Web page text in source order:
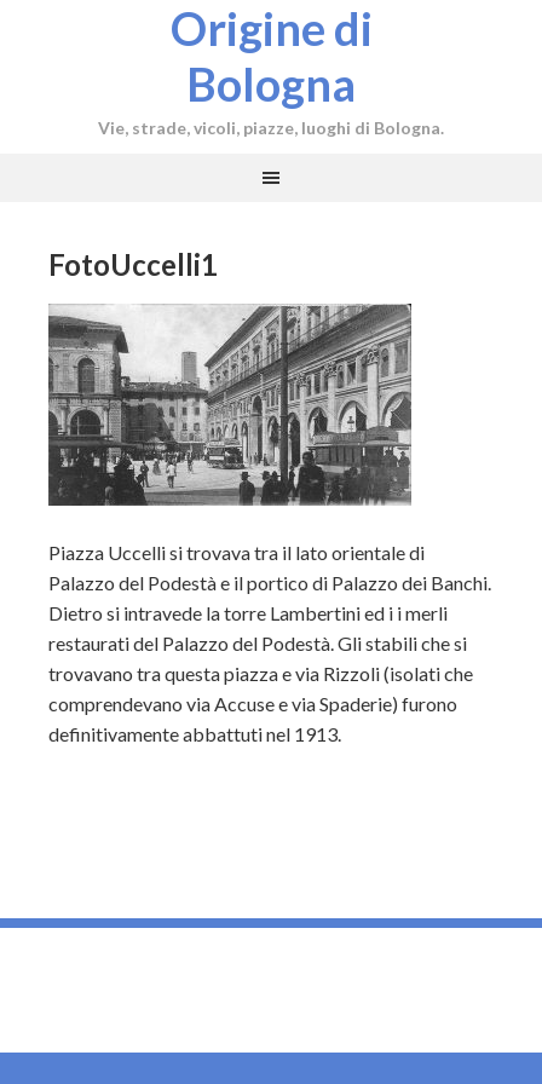
Origine di
Bologna
Vie, strade, vicoli, piazze, luoghi di Bologna.
FotoUccelli1
Piazza Uccelli si trovava tra il lato orientale di
Palazzo del Podestà e il portico di Palazzo dei Banchi.
Dietro si intravede la torre Lambertini ed i i merli
restaurati del Palazzo del Podestà. Gli stabili che si
trovavano tra questa piazza e via Rizzoli (isolati che
comprendevano via Accuse e via Spaderie) furono
definitivamente abbattuti nel 1913.